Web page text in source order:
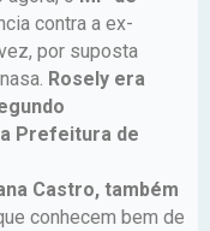
contra a ex-
por suposta
Rosely era
Prefeitura de
Castro, também
conhecem bem de